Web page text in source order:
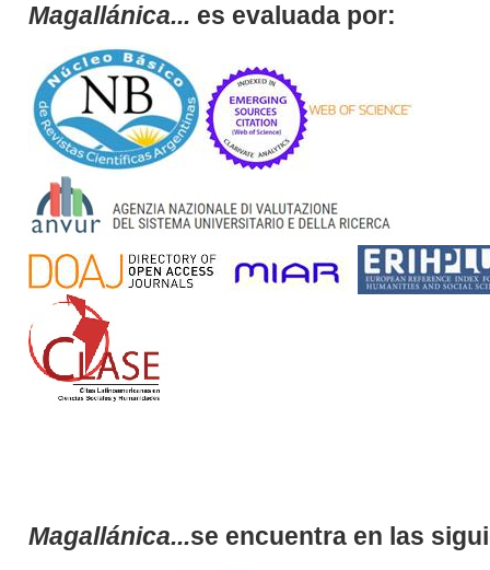
Magallánica... es evaluada por:
Magallánica...se encuentra en las